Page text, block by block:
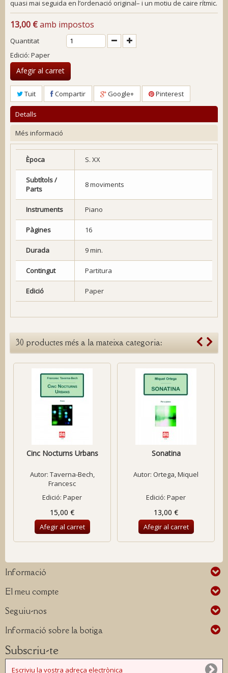
quasi mai seguida en l’ordenació original– i un motiu de caire rítmic.
13,00 €amb impostos
Quantitat
Edició: Paper
Afegir al carret
Tuit Compartir Google+ Pinterest
Detalls
Més informació
Època S. XX
Subtítols /
Parts
8 moviments
Instruments Piano
Pàgines 16
Durada 9 min.
Contingut Partitura
Edició Paper
30 productes més a la mateixa categoria:
Cinc Nocturns Urbans
Autor: Taverna-Bech,
Francesc
Edició: Paper
15,00 €
Afegir al carret
Sonatina
Autor: Ortega, Miquel
Edició: Paper
13,00 €
Afegir al carret
Informació
El meu compte
Seguiu-nos
Informació sobre la botiga
Subscriu-te